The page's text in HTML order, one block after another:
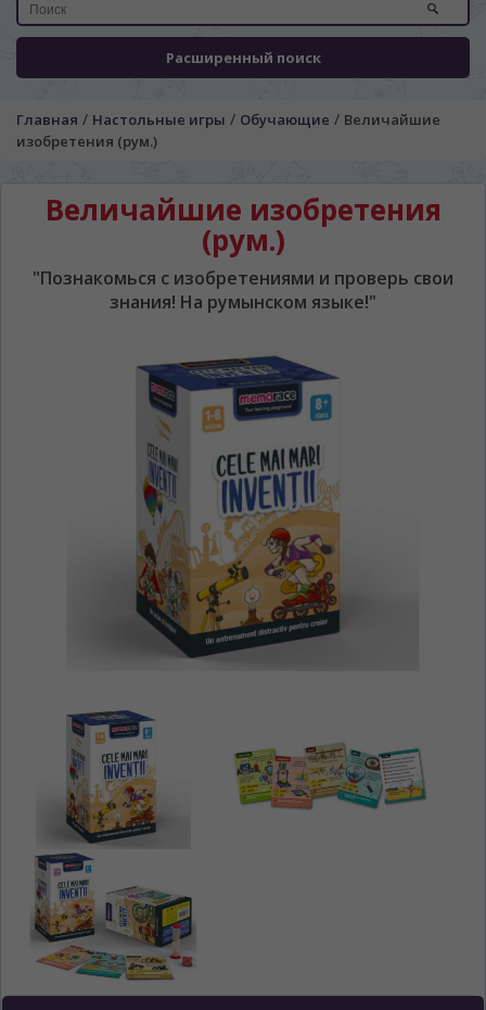
Расширенный поиск
Главная / Настольные игры / Обучающие / Величайшие
изобретения (рум.)
Величайшие изобретения
(рум.)
"Познакомься с изобретениями и проверь свои
знания! На румынском языке!"
ЯЗЫК САЙТА / LIMBA SITE-ULUI
На каком языке Вы хотите
просматривать наш сайт?
În ce limbă ați dori să vedeți site-ul nostru?